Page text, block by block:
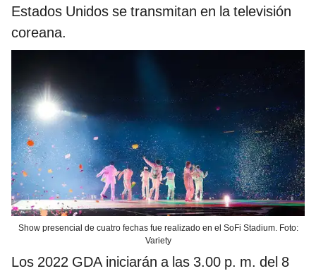
Estados Unidos se transmitan en la televisión
coreana.
Show presencial de cuatro fechas fue realizado en el SoFi Stadium. Foto:
Variety
Los 2022 GDA iniciarán a las 3.00 p. m. del 8